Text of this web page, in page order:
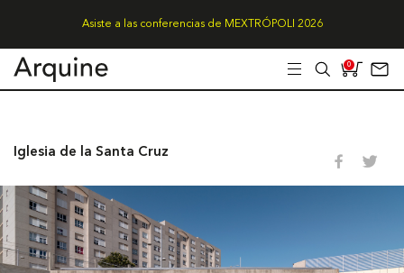
Asiste a las conferencias de MEXTRÓPOLI 2026
0
Iglesia de la Santa Cruz